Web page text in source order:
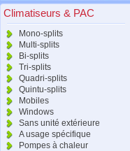
Climatiseurs & PAC
Mono-splits
Multi-splits
Bi-splits
Tri-splits
Quadri-splits
Quintu-splits
Mobiles
Windows
Sans unité extérieure
A usage spécifique
Pompes à chaleur